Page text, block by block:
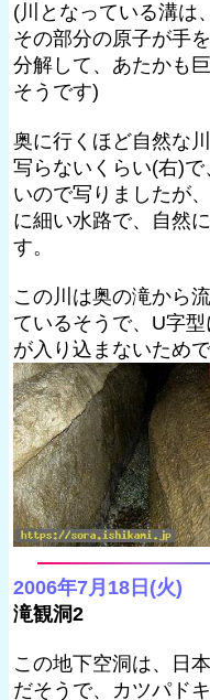
(川となっている溝は
その部分の原子が手
分解して、あたかも
そうです)
奥に行くほど自然な
写らないくらい(右)
いので写りましたが
に細い水路で、自然
す。
この川は奥の滝から
ているそうで、U字
が入り込まないため
2006年7月18日(火)
滝観洞2
この地下空洞は、日
だそうで、カツパド